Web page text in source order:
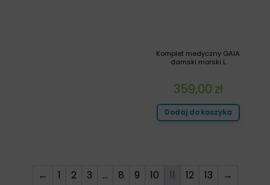
Komplet medyczny GAIA
damski morski L
359,00 zł
Dodaj do koszyka
← 1 2 3 … 8 9 10 11 12 13 →